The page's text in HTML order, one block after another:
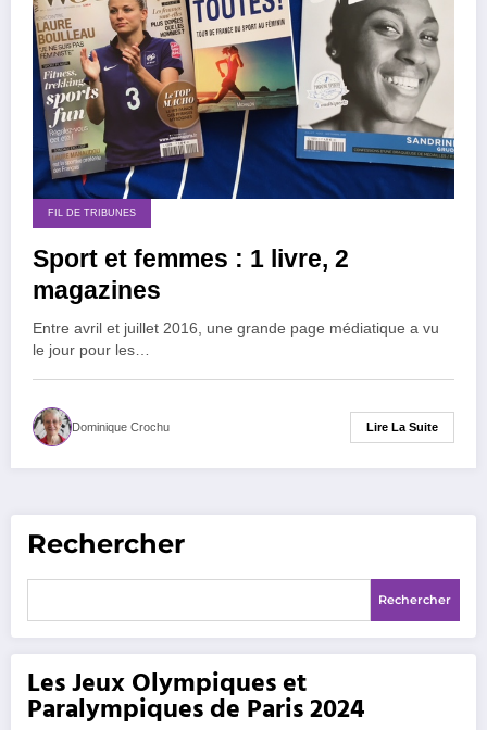
FIL DE TRIBUNES
Sport et femmes : 1 livre, 2
magazines
Entre avril et juillet 2016, une grande page médiatique a vu
le jour pour les…
Dominique Crochu Lire La Suite
Rechercher
Rechercher
Les Jeux Olympiques et
Paralympiques de Paris 2024